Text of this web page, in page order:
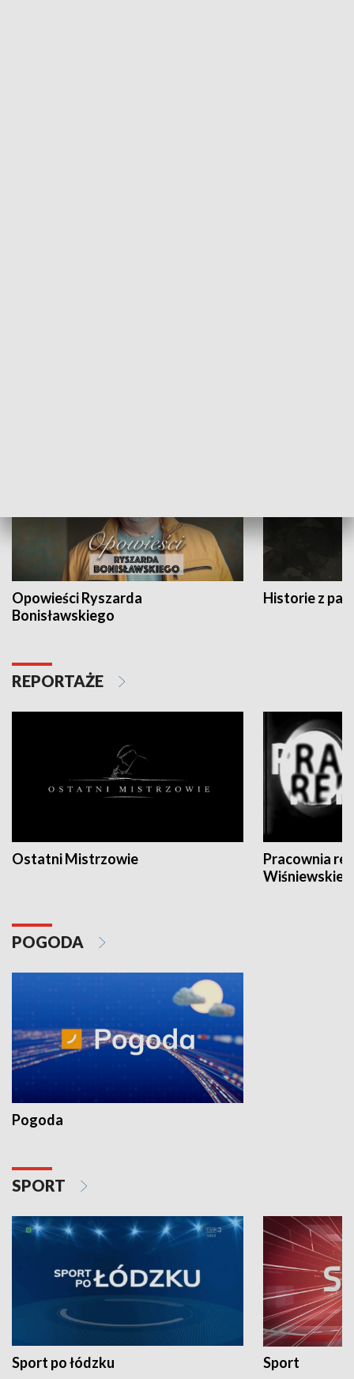
Opowieści Ryszarda
Bonisławskiego
Historie z
REPORTAŻE
Ostatni Mistrzowie
Pracownia
POGODA
Pogoda
SPORT
Sport po łódzku Sport